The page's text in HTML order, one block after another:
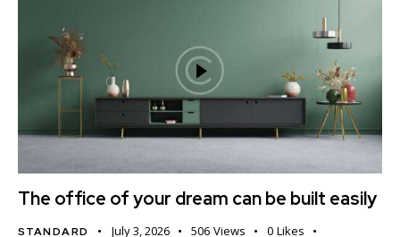
The office of your dream can be built easily
STANDARD July 3, 2026 506 Views 0 Likes